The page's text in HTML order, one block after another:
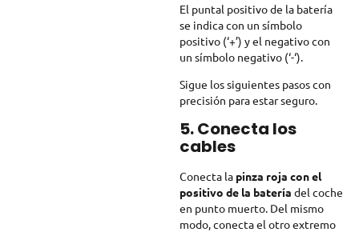
El puntal positivo de la batería
se indica con un símbolo
positivo (‘+’) y el negativo con
un símbolo negativo (‘-‘).
Sigue los siguientes pasos con
precisión para estar seguro.
5. Conecta los
cables
Conecta la pinza roja con el
positivo de la batería del coche
en punto muerto. Del mismo
modo, conecta el otro extremo